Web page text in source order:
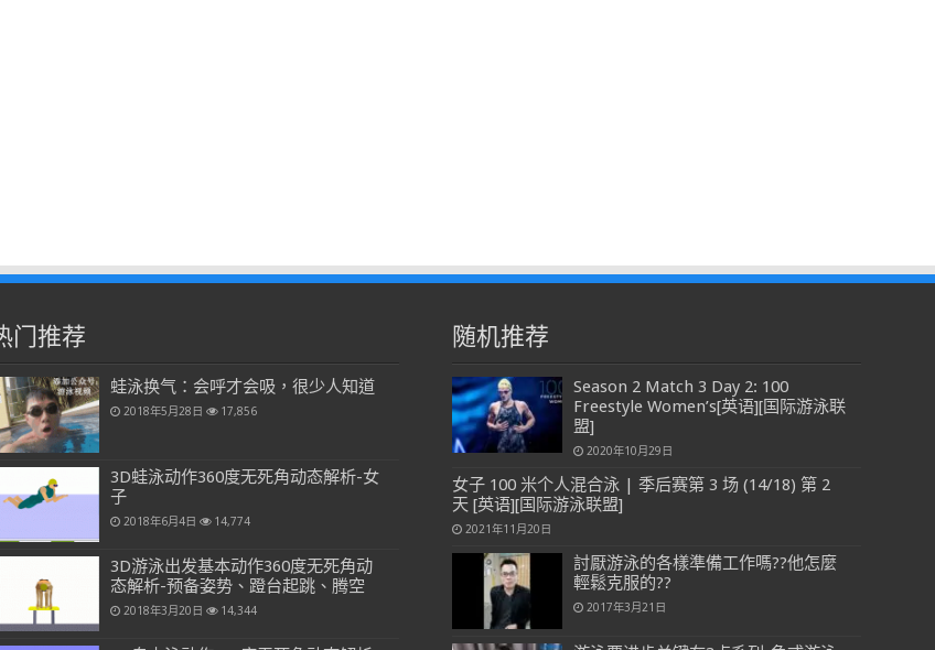
门推荐
蛙泳换气：会呼才会吸，很少人知道
2018年5月28日 17,856
3D蛙泳动作360度无死角动态解析-女
子
2018年6月4日 14,774
3D游泳出发基本动作360度无死角动
态解析-预备姿势、蹬台起跳、腾空
2018年3月20日 14,344
随机推荐
Season 2 Match 3 Day 2: 100
Freestyle Women’s[英语][国际游泳联
盟]
2020年10月29日
女子 100 米个人混合泳 | 季后赛第 3 场 (14/18) 第 2
天 [英语][国际游泳联盟]
2021年11月20日
討厭游泳的各樣準備工作嗎??他怎麼
輕鬆克服的??
2017年3月21日